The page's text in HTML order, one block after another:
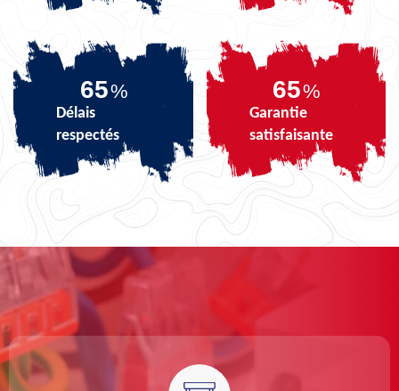
82%
Délais
respectés
82%
Garantie
satisfaisante